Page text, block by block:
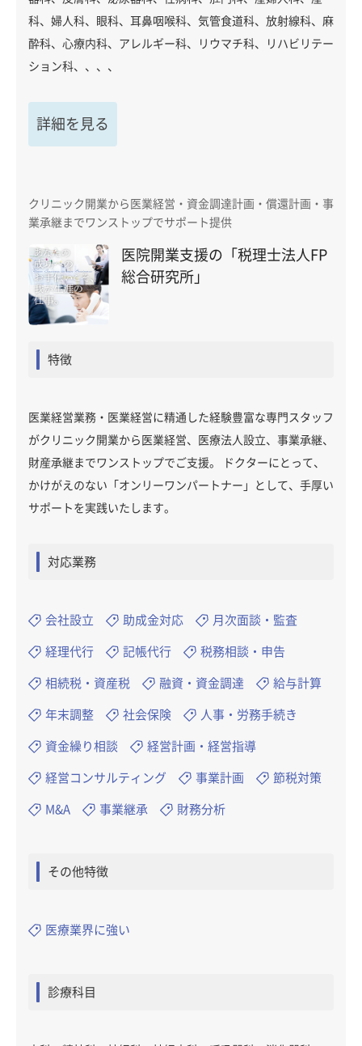
科、婦人科、眼科、耳鼻咽喉科、気管食道科、放射線科、麻
酔科、心療内科、アレルギー科、リウマチ科、リハビリテー
ション科、、、、
詳細を見る
クリニック開業から医業経営・資金調達計画・償還計画・事
業承継までワンストップでサポート提供
医院開業支援の「税理士法人FP
総合研究所」
特徴
医業経営業務・医業経営に精通した経験豊富な専門スタッフ
がクリニック開業から医業経営、医療法人設立、事業承継、
財産承継までワンストップでご支援。 ドクターにとって、
かけがえのない「オンリーワンパートナー」として、手厚い
サポートを実践いたします。
対応業務
会社設立 助成金対応 月次面談・監査
経理代行 記帳代行 税務相談・申告
相続税・資産税 融資・資金調達 給与計算
年末調整 社会保険 人事・労務手続き
資金繰り相談 経営計画・経営指導
経営コンサルティング 事業計画 節税対策
M&A 事業継承 財務分析
その他特徴
医療業界に強い
診療科目